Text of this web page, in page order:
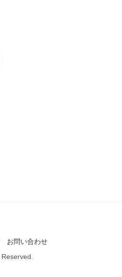
お問い合わせ